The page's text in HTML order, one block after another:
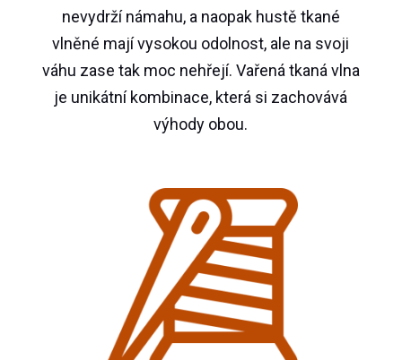
nevydrží námahu, a naopak hustě tkané
vlněné mají vysokou odolnost, ale na svoji
váhu zase tak moc nehřejí. Vařená tkaná vlna
je unikátní kombinace, která si zachovává
výhody obou.